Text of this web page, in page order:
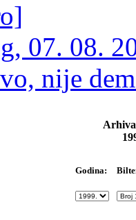
07. 08.
nije
Godina: